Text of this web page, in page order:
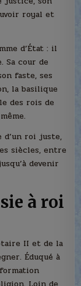
royal et
d’État : il
Sa cour de
faste, ses
la basilique
des rois de
d’un roi juste,
siècles, entre
devenir
à roi
II et de la
Éduqué à